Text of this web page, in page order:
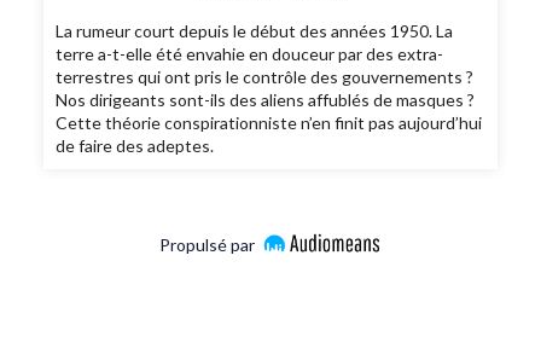
La rumeur court depuis le début des années 1950. La
terre a-t-elle été envahie en douceur par des extra-
terrestres qui ont pris le contrôle des gouvernements ?
Nos dirigeants sont-ils des aliens affublés de masques ?
Cette théorie conspirationniste n’en finit pas aujourd’hui
de faire des adeptes.
Propulsé par